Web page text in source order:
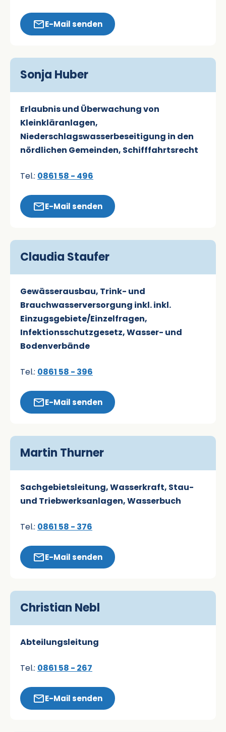
E-Mail senden
Sonja Huber
Erlaubnis und Überwachung von
Kleinkläranlagen,
Niederschlagswasserbeseitigung in den
nördlichen Gemeinden, Schifffahrtsrecht
Tel.: 0861 58 - 496
E-Mail senden
Claudia Staufer
Gewässerausbau, Trink- und
Brauchwasserversorgung inkl. inkl.
Einzugsgebiete/Einzelfragen,
Infektionsschutzgesetz, Wasser- und
Bodenverbände
Tel.: 0861 58 - 396
E-Mail senden
Martin Thurner
Sachgebietsleitung, Wasserkraft, Stau-
und Triebwerksanlagen, Wasserbuch
Tel.: 0861 58 - 376
E-Mail senden
Christian Nebl
Abteilungsleitung
Tel.: 0861 58 - 267
E-Mail senden